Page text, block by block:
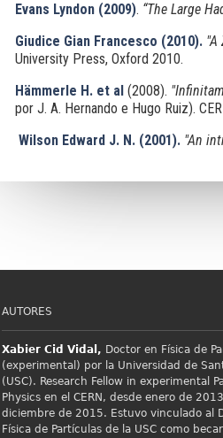
Evans Lyndon (2009). “The Large
Giudice Gian Francesco (2010). "A
University Press, Oxford 2010.
Hämmerle H. et al(2008).
por J. A. Hernando e Hugo Ruiz).
Wilson Edward J. N. (2001). "An
AUTORES
Xabier Cid Vidal, Doctor en Física de
(experimental) por la Universidad de
(USC). Research Fellow in experimental
Physics en el CERN, desde enero de
diciembre de 2015. Estuvo vinculado al
Física de Partículas de la USC como